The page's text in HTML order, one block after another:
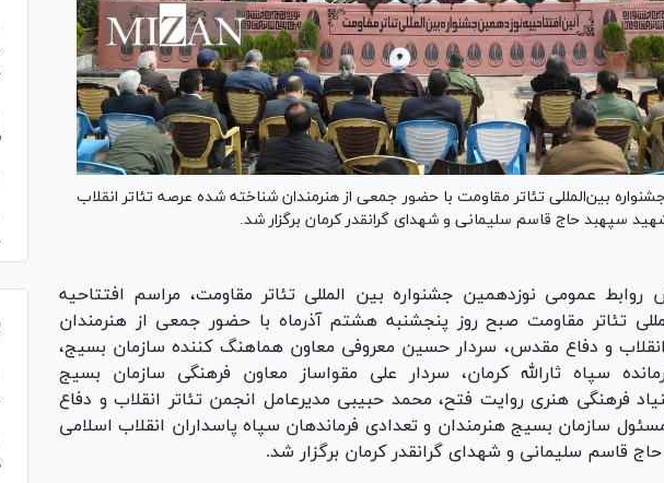
بین‌المللی تئاتر مقاومت با حضور جمعی از هنرمندان شناخته شده عرصه تئاتر انقلاب
سپهبد حاج قاسم سلیمانی و شهدای گرانقدر کرمان برگزار شد.
روابط عمومی نوزدهمین جشنواره بین المللی تئاتر مقاومت، مراسم افتتاحیه
تئاتر مقاومت صبح روز پنجشنبه هشتم آذرماه با حضور جمعی از هنرمندان
و دفاع مقدس، سردار حسین معروفی معاون هماهنگ کننده سازمان بسیج،
سپاه ثارالله کرمان، سردار علی مقواساز معاون فرهنگی سازمان بسیج
فرهنگی هنری روایت فتح، محمد حبیبی مدیرعامل انجمن تئاتر انقلاب و دفاع
سازمان بسیج هنرمندان و تعدادی فرماندهان سپاه پاسداران انقلاب اسلامی
قاسم سلیمانی و شهدای گرانقدر کرمان برگزار شد.